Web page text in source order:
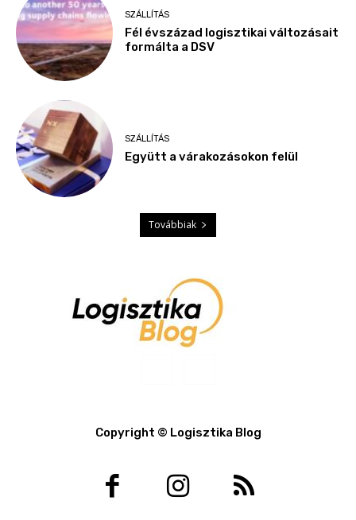
SZÁLLÍTÁS
Fél évszázad logisztikai változásait
formálta a DSV
SZÁLLÍTÁS
Együtt a várakozásokon felül
Továbbiak
Copyright © Logisztika Blog